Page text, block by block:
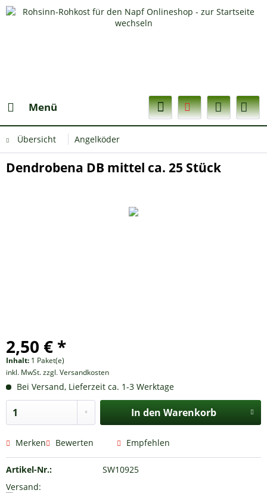
Menü
Übersicht Angelköder
Dendrobena DB mittel ca. 25 Stück
2,50 € *
Inhalt: 1 Paket(e)
inkl. MwSt.zzgl. Versandkosten
Bei Versand, Lieferzeit ca. 1-3 Werktage
In den Warenkorb
Merken Bewerten Empfehlen
Artikel-Nr.:
SW10925
Versand: